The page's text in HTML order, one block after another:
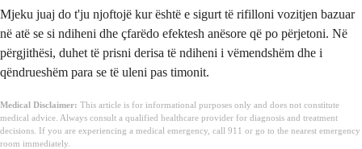
Mjeku juaj do t'ju njoftojë kur është e sigurt të rifilloni vozitjen bazuar
në atë se si ndiheni dhe çfarëdo efektesh anësore që po përjetoni. Në
përgjithësi, duhet të prisni derisa të ndiheni i vëmendshëm dhe i
qëndrueshëm para se të uleni pas timonit.
Medical Disclaimer: This article is for informational purposes only and does not constitute
medical advice. Always consult a qualified healthcare provider for diagnosis and treatment
decisions. If you are experiencing a medical emergency, call 911 or go to the nearest emergency
room immediately.